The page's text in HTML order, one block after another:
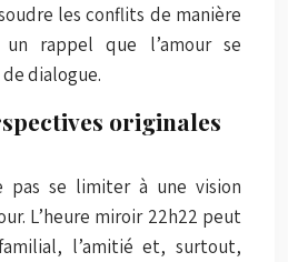
les conflits de manière
un rappel que l’amour se
dialogue.
originales
se limiter à une vision
L’heure miroir 22h22 peut
l’amitié et, surtout,